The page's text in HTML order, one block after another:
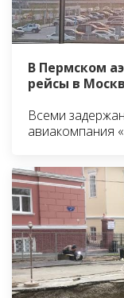
В Пермском
рейсы в
Всеми
авиакомпания